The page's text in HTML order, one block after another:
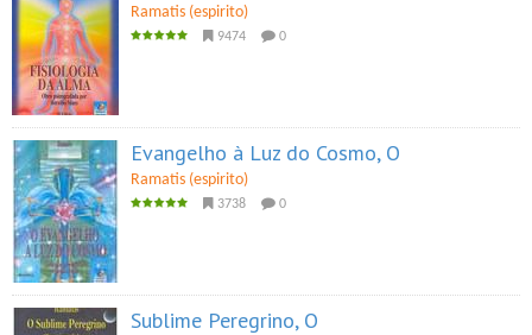
Ramatis (espirito)
9474 0
Evangelho à Luz do Cosmo, O
Ramatis (espirito)
3738 0
Sublime Peregrino, O